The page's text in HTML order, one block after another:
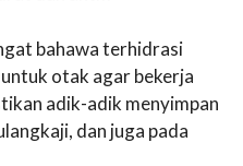
bahawa terhidrasi
otak agar bekerja
adik-adik menyimpan
dan juga pada